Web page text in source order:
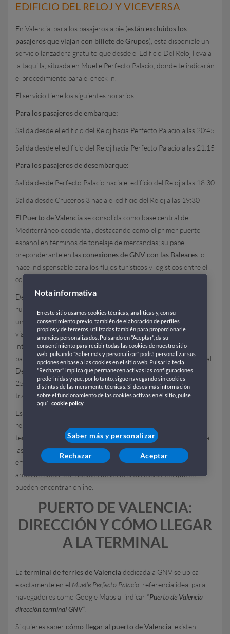
EDIFICIO DEL RELOJ Y VICEVERSA
En Valencia, para los pasajeros a pie (están excluidos los
pasajeros que viajan con billete de Grupos), está disponible un
servicio lanzadera gratuito que desde el Edificio Del Reloj lleva a
la taquilla, situada en Muelle Perfecto Palacio, donde te indicarán
el procedimiento para el check in.
El servicio tiene los siguientes horarios:
Para los pasajeros de embarque:
Salida desde el edificio del Reloj hacia Perfecto Palacio a las 20:45
Salida desde el edificio del Reloj hacia Perfecto Palacio a las 21:15
Para los pasajeros de desembarque:
Salida desde Perfecto Palacio hacia el edificio del Reloj a las 18:30
Salida desde Cruceros 3 hacia el edificio del Reloj a las 19:30
El Puerto de Valencia se consolida como base central del
Mediterráneo occidental, destacando como el primer puerto
español en términos de tonelaje de mercancías; su papel
preponderante en las conexiones de GNV con las Baleares lo
hace indispensable para los flujos turísticos y logísticos entre el
continente y el archipiélago.
Desde elpuerto de Valencia
rutas marítimas clave hacia Palma de Mallorca e Ibiza: las
unidades más modernas de la flota transportan a miles de
viajeros semanalmente en travesías rápidas y eficientes,
integrando comodidad para los pasajeros y un amplio espacio
para coches y motos, en un contexto de crecimiento exponencial.
Desde 2020, el tráfico de pasajeros de GNV ha aumentado un
25%, impulsado por familias y excursionistas que prefieren el
trayecto por mar para evitar aeropuertos congestionados.
Esta página aclarará de forma exhaustiva cada detalle práctico
relativo al
terminal de GNV con itinerarios multimodales para llegar, hasta
las rutas precisas con duraciones reales, los procedimientos de
embarque paso a paso y los tesoros turísticos que descubrir
antes de embarcar, además de las ofertas exclusivas que se
pueden encontrar online.
PUERTO DE VALENCIA:
DIRECCIÓN Y CÓMO LLEGAR
A LA TERMINAL
La terminal de ferries de Valencia dedicada a GNV se ubica
exactamente en el Muelle Perfecto Palacio , referencia ideal para
navegadores como Google Maps al indicar “Puerto de Valencia
dirección terminal GNV”
Si quieres saber cómo llegar al puerto de Valencia , existen
Nota informativa
En este sitio usamos cookies técnicas, analíticas y, con su
consentimiento previo, también de elaboración de perfiles
propios y de terceros, utilizadas también para proporcionarle
anuncios personalizados. Pulsando en "Aceptar", da su
consentimiento para recibir todas las cookies de nuestro sitio
web; pulsando "Saber más y personalizar" podrá personalizar sus
opciones en base a las cookies en el sitio web. Pulsar la tecla
"Rechazar" implica que permanecen activas las configuraciones
predefinidas y que, por lo tanto, sigue navegando sin cookies
distintas de las meramente técnicas. Si desea más información
sobre el funcionamiento de las cookies activas en el sitio, pulse
aquí cookie policy
Saber más y personalizar
Rechazar Aceptar